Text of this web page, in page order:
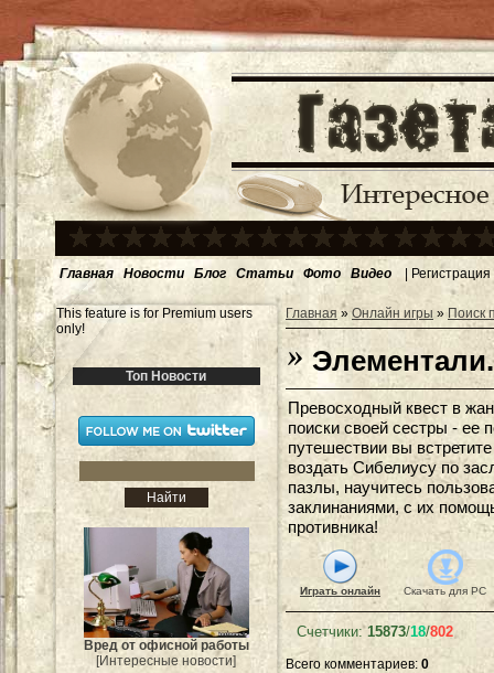
Главная Новости Блог Статьи Фото Видео | Регистрация
This feature is for Premium users
only!
Топ Новости
Вред от офисной работы
[Интересные новости]
Главная » Онлайн игры » Поиск
Превосходный квест в
поиски своей сестры - ее
путешествии вы
воздать Сибелиусу по
пазлы, научитесь
заклинаниями, с их
противника!
Играть онлайн Скачать для PC
Счетчики:15873/18/802
Всего комментариев: 0